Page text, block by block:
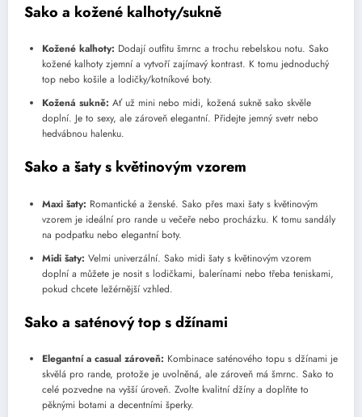
Sako a kožené kalhoty/sukně
Kožené kalhoty: Dodají outfitu šmrnc a trochu rebelskou notu. Sako
kožené kalhoty zjemní a vytvoří zajímavý kontrast. K tomu jednoduchý
top nebo košile a lodičky/kotníkové boty.
Kožená sukně: Ať už mini nebo midi, kožená sukně sako skvěle
doplní. Je to sexy, ale zároveň elegantní. Přidejte jemný svetr nebo
hedvábnou halenku.
Sako a šaty s květinovým vzorem
Maxi šaty: Romantické a ženské. Sako přes maxi šaty s květinovým
vzorem je ideální pro rande u večeře nebo procházku. K tomu sandály
na podpatku nebo elegantní boty.
Midi šaty: Velmi univerzální. Sako midi šaty s květinovým vzorem
doplní a můžete je nosit s lodičkami, balerínami nebo třeba teniskami,
pokud chcete ležérnější vzhled.
Sako a saténový top s džínami
Elegantní a casual zároveň: Kombinace saténového topu s džínami je
skvělá pro rande, protože je uvolněná, ale zároveň má šmrnc. Sako to
celé pozvedne na vyšší úroveň. Zvolte kvalitní džíny a doplňte to
pěknými botami a decentními šperky.